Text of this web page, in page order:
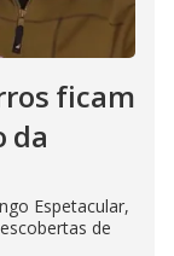
ficam
da
Espetacular,
de